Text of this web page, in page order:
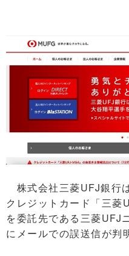
株式会社三菱UFJ銀行
クレジットカード「三菱
を委託先である三菱UFJ
にメールでの誤送信が判